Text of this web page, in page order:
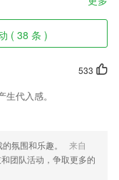
境里体会到不一样的快
样使城市更美好，公共
。告别付费。
服务也可以更精准了
述您的音乐库与自定义
( 38 条 )
533
代入感。
氛围和乐趣。
来自
团队活动，争取更多的